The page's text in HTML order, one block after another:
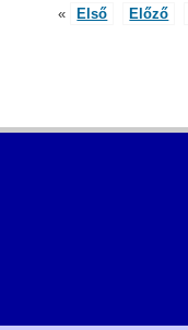
« Első Előző